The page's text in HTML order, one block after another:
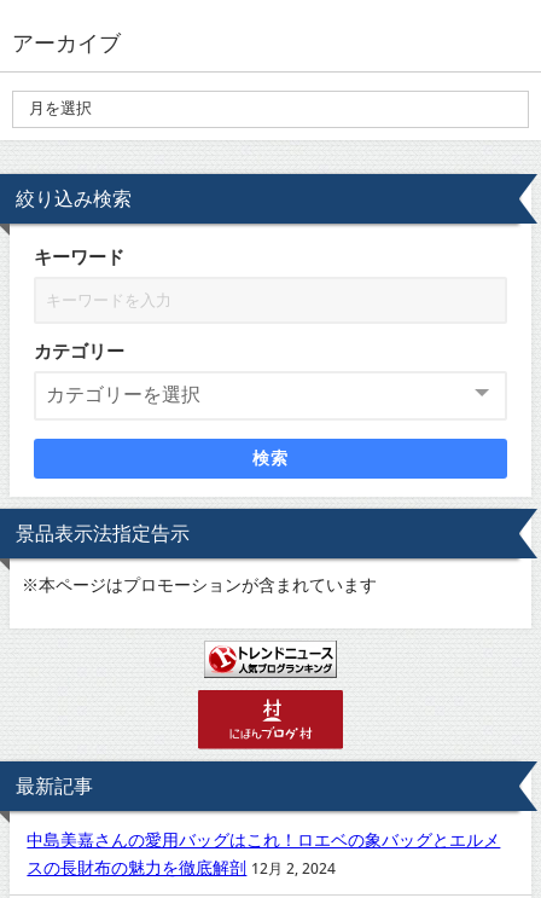
アーカイブ
絞り込み検索
キーワード
カテゴリー
検索
景品表示法指定告示
※本ページはプロモーションが含まれています
最新記事
中島美嘉さんの愛用バッグはこれ！ロエベの象バッグとエルメ
スの長財布の魅力を徹底解剖 12月 2, 2024